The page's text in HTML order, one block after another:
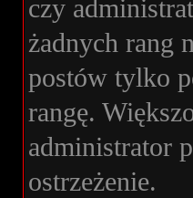
czy
żadnych rang
postów tylko
rangę.
administrator
ostrzeżenie.